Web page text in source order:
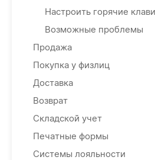
Настроить горячие
Возможные проблемы
Продажа
Покупка у физлиц
Доставка
Возврат
Складской учет
Печатные формы
Системы лояльности